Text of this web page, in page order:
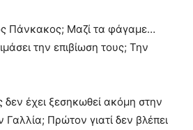
Πάνκακος; Μαζί τα φάγαμε…
την επιβίωση τους; Την
δεν έχει ξεσηκωθεί ακόμη στην
Πρώτον γιατί δεν βλέπει